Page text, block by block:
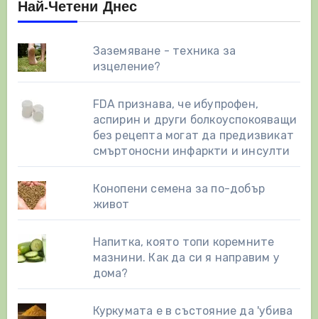
Най-Четени Днес
Заземяване - техника за
изцеление?
FDA признава, че ибупрофен,
аспирин и други болкоуспокояващи
без рецепта могат да предизвикат
смъртоносни инфаркти и инсулти
Конопени семена за по-добър
живот
Напитка, която топи коремните
мазнини. Как да си я направим у
дома?
Куркумата е в състояние да 'убива